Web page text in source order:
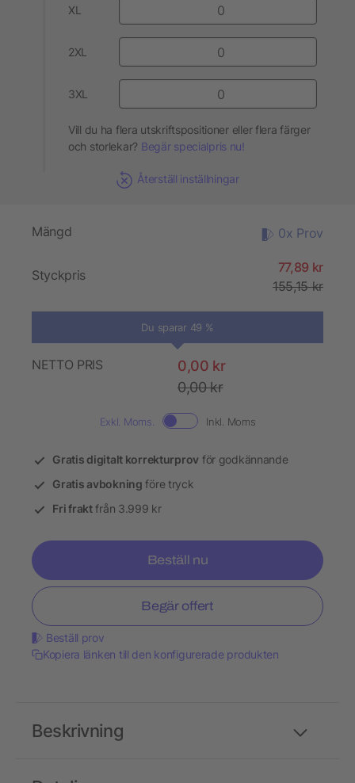
XL
2XL
3XL
Vill du ha flera utskriftspositioner eller flera färger
och storlekar? Begär specialpris nu!
Återställ inställningar
Mängd 0x Prov
Styckpris
77,89 kr
155,15 kr
Du sparar 49 %
NETTO PRIS
0,00 kr
0,00 kr
Exkl. Moms. Inkl. Moms
Gratis digitalt korrekturprov för godkännande
Gratis avbokning före tryck
Fri fraktfrån 3.999 kr
Beställ nu
Begär offert
Beställ prov
Kopiera länken till den konfigurerade produkten
Beskrivning